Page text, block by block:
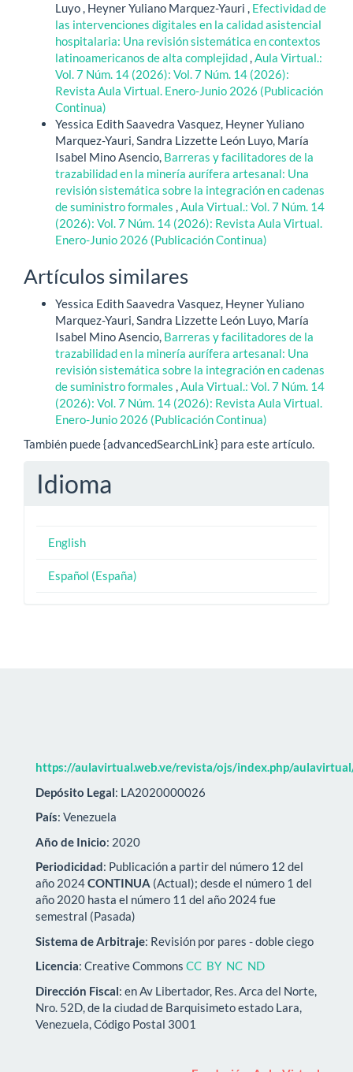
Luyo , Heyner Yuliano Marquez-Yauri , Efectividad de
las intervenciones digitales en la calidad asistencial
hospitalaria: Una revisión sistemática en contextos
latinoamericanos de alta complejidad,Aula Virtual.:
Vol. 7 Núm. 14 (2026): Vol. 7 Núm. 14 (2026):
Revista Aula Virtual. Enero-Junio 2026 (Publicación
Continua)
Yessica Edith Saavedra Vasquez, Heyner Yuliano
Marquez-Yauri, Sandra Lizzette León Luyo, María
Isabel Mino Asencio, Barreras y facilitadores de la
trazabilidad en la minería aurífera artesanal: Una
revisión sistemática sobre la integración en cadenas
de suministro formales ,Aula Virtual.: Vol. 7 Núm. 14
(2026): Vol. 7 Núm. 14 (2026): Revista Aula Virtual.
Enero-Junio 2026 (Publicación Continua)
Artículos similares
Yessica Edith Saavedra Vasquez, Heyner Yuliano
Marquez-Yauri, Sandra Lizzette León Luyo, María
Isabel Mino Asencio, Barreras y facilitadores de la
trazabilidad en la minería aurífera artesanal: Una
revisión sistemática sobre la integración en cadenas
de suministro formales ,Aula Virtual.: Vol. 7 Núm. 14
(2026): Vol. 7 Núm. 14 (2026): Revista Aula Virtual.
Enero-Junio 2026 (Publicación Continua)
También puede {advancedSearchLink} para este artículo.
Idioma
English
Español (España)
https://aulavirtual.web.ve/revista/ojs/index.php/
Depósito Legal: LA2020000026
País: Venezuela
Año de Inicio: 2020
Periodicidad: Publicación a partir del número 12 del
año 2024CONTINUA (Actual); desde el número 1 del
año 2020 hasta el número 11 del año 2024 fue
semestral (Pasada)
Sistema de Arbitraje: Revisión por pares - doble ciego
Licencia: Creative Commons CC BY NC ND
Dirección Fiscal: en Av Libertador, Res. Arca del Norte,
Nro. 52D, de la ciudad de Barquisimeto estado Lara,
Venezuela, Código Postal 3001